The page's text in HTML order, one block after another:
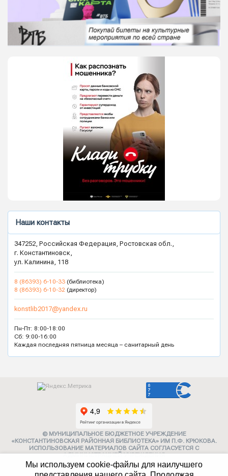
Наши контакты
347252, Российская Федерация, Ростовская обл.,
г. Константиновск,
ул. Калинина, 118
8 (86393) 6-10-33 (библиотека)
8 (86393) 6-10-32 (директор)
konstlib2017@yandex.ru
Пн-Пт: 8:00-18:00
Сб: 9:00-16:00
Каждая последняя пятница месяца – санитарный день
Мы используем cookie-файлы для наилучшего
© МУНИЦИПАЛЬНОЕ БЮДЖЕТНОЕ УЧРЕЖДЕНИЕ
«КОНСТАНТИНОВСКАЯ РАЙОННАЯ БИБЛИОТЕКА» ИМ П.Ф. КРЮКОВА.
ИСПОЛЬЗОВАНИЕ МАТЕРИАЛОВ САЙТА СОГЛАСУЕТСЯ С
АДМИНИСТРАЦИЕЙ УЧРЕЖДЕНИЯ
Карта сайта